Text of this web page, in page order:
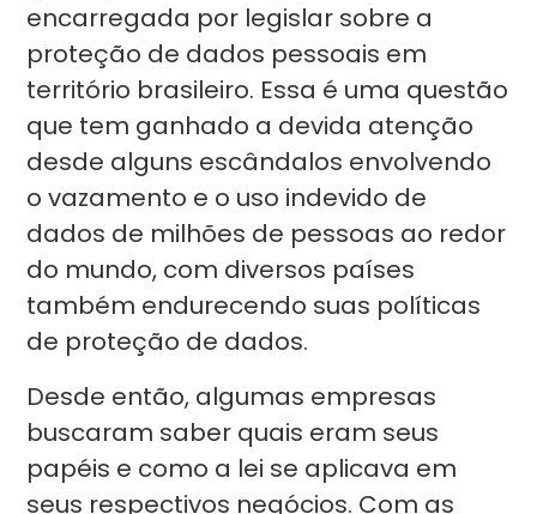
encarregada por legislar sobre a
proteção de dados pessoais em
território brasileiro. Essa é uma questão
que tem ganhado a devida atenção
desde alguns escândalos envolvendo
o vazamento e o uso indevido de
dados de milhões de pessoas ao redor
do mundo, com diversos países
também endurecendo suas políticas
de proteção de dados.
Desde então, algumas empresas
buscaram saber quais eram seus
papéis e como a lei se aplicava em
seus respectivos negócios. Com as